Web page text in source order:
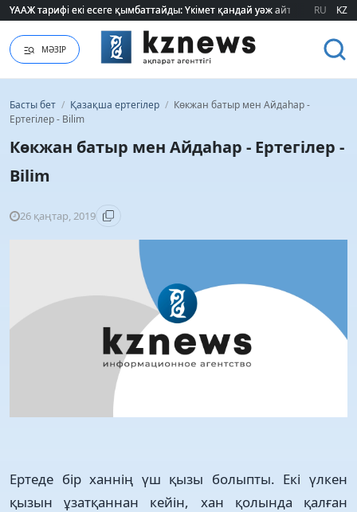
ҮААЖ тарифі екі есеге қымбаттайды: Үкімет қандай уәж айтады?
ҮААЖ тарифі екі есеге қымбаттайды: Үкімет қандай уәж айтады? RU KZ
МӘЗІР
Басты бет / Қазақша ертегілер / Көкжан батыр мен Айдаһар -
Ертегілер - Bilim
Көкжан батыр мен Айдаһар - Ертегілер -
Bilim
26 қаңтар, 2019
Ертеде бір ханнің үш қызы болыпты. Екі үлкен
қызын ұзатқаннан кейін, хан қолында қалған